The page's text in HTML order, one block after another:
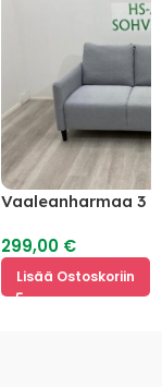
Vaaleanharmaa 3
299,00 €
Lisää Ostoskoriin